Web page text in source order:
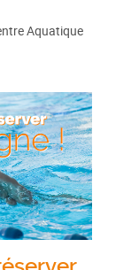
Aquatique